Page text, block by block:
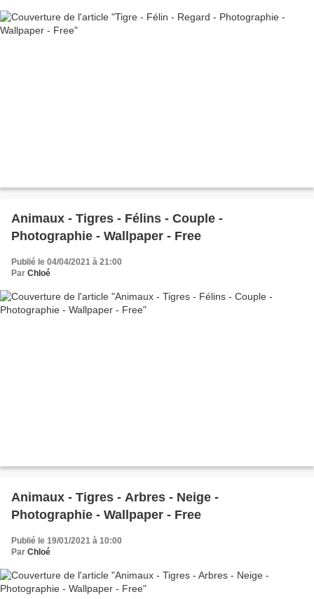
Animaux - Tigres - Félins - Couple -
Photographie - Wallpaper - Free
Publié le 04/04/2021 à 21:00
Par Chloé
Animaux - Tigres - Arbres - Neige -
Photographie - Wallpaper - Free
Publié le 19/01/2021 à 10:00
Par Chloé